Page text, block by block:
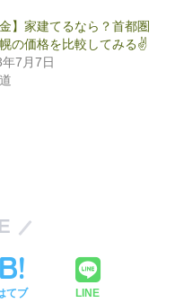
金】家建てるなら？首都圏
の価格を比較してみる✌️
7月7日
てブ LINE